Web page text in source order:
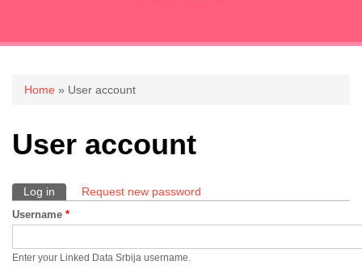
You are here
Home » User account
User account
Primary tabs
Log in (active tab)
Request new password
Username *
Enter your Linked Data Srbija username.